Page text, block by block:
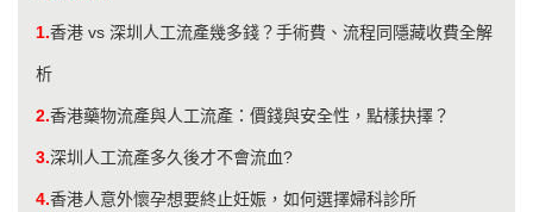
1.香港 vs 深圳人工流產幾多錢？手術費、流程同隱藏收費全解
析
2.香港藥物流產與人工流產：價錢與安全性，點樣抉擇？
3.深圳人工流產多久後才不會流血?
4.香港人意外懷孕想要終止妊娠，如何選擇婦科診所